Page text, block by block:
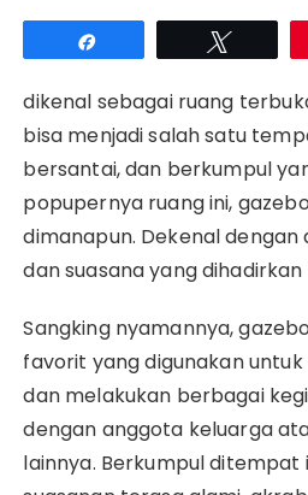
dikenal sebagai ruang
bisa menjadi salah satu
bersantai, dan berkumpul
popupernya ruang ini,
dimanapun. Dekenal
dan suasana yang
Sangking nyamannya,
favorit yang digunakan
dan melakukan berbagai
dengan anggota keluarga
lainnya. Berkumpul ditempat